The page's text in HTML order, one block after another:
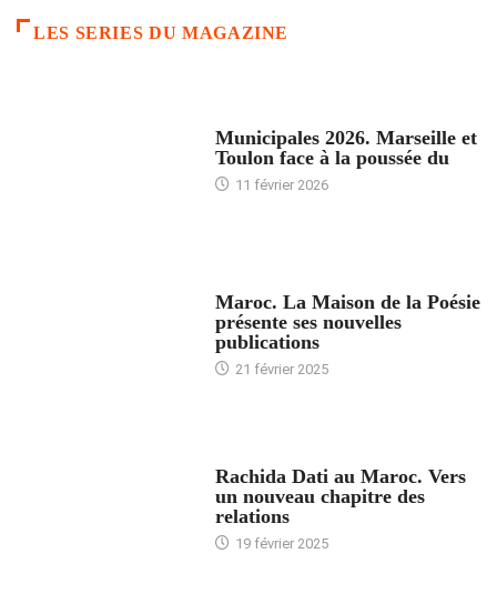
LES SERIES DU MAGAZINE
Municipales 2026. Marseille et
Toulon face à la poussée du
11 février 2026
Maroc. La Maison de la Poésie
présente ses nouvelles
publications
21 février 2025
Rachida Dati au Maroc. Vers
un nouveau chapitre des
relations
19 février 2025